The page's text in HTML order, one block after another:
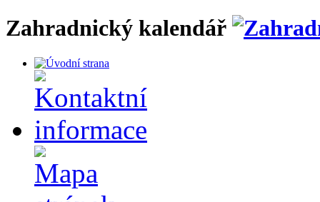
Zahradnický kalendář